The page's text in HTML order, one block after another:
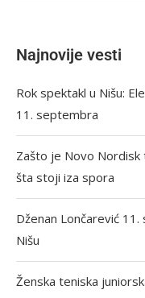
Najnovije vesti
Rok spektakl u Nišu:
11. septembra
Zašto je Novo Nordisk
šta stoji iza spora
Dženan Lončarević
Nišu
Ženska teniska